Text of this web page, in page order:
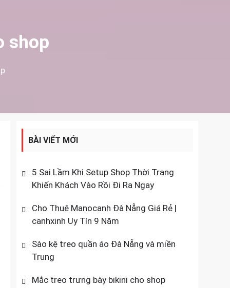
shop
BÀI VIẾT MỚI
5 Sai Lầm Khi Setup Shop Thời Trang
Khiến Khách Vào Rồi Đi Ra Ngay
Cho Thuê Manocanh Đà Nẵng Giá Rẻ |
canhxinh Uy Tín 9 Năm
Sào kệ treo quần áo Đà Nẵng và miền
Trung
Mắc treo trưng bày bikini cho shop